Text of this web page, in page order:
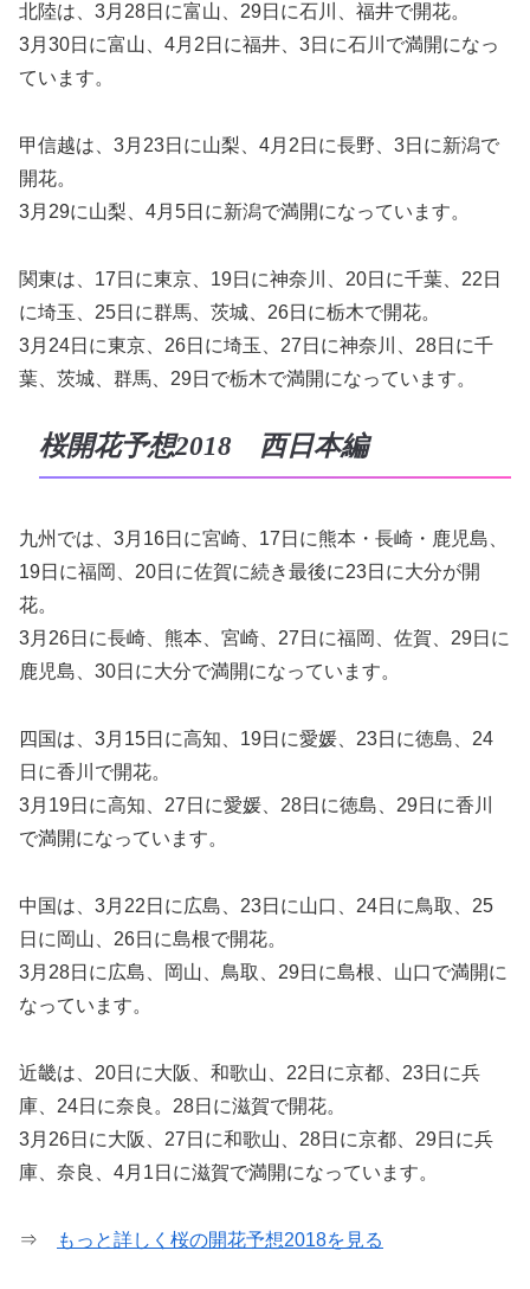
北陸は、3月28日に富山、29日に石川、福井で開花。
3月30日に富山、4月2日に福井、3日に石川で満開になっ
ています。
甲信越は、3月23日に山梨、4月2日に長野、3日に新潟で
開花。
3月29に山梨、4月5日に新潟で満開になっています。
関東は、17日に東京、19日に神奈川、20日に千葉、22日
に埼玉、25日に群馬、茨城、26日に栃木で開花。
3月24日に東京、26日に埼玉、27日に神奈川、28日に千
葉、茨城、群馬、29日で栃木で満開になっています。
桜開花予想2018 西日本編
九州では、3月16日に宮崎、17日に熊本・長崎・鹿児島、
19日に福岡、20日に佐賀に続き最後に23日に大分が開
花。
3月26日に長崎、熊本、宮崎、27日に福岡、佐賀、29日に
鹿児島、30日に大分で満開になっています。
四国は、3月15日に高知、19日に愛媛、23日に徳島、24
日に香川で開花。
3月19日に高知、27日に愛媛、28日に徳島、29日に香川
で満開になっています。
中国は、3月22日に広島、23日に山口、24日に鳥取、25
日に岡山、26日に島根で開花。
3月28日に広島、岡山、鳥取、29日に島根、山口で満開に
なっています。
近畿は、20日に大阪、和歌山、22日に京都、23日に兵
庫、24日に奈良。28日に滋賀で開花。
3月26日に大阪、27日に和歌山、28日に京都、29日に兵
庫、奈良、4月1日に滋賀で満開になっています。
⇒ もっと詳しく桜の開花予想2018を見る